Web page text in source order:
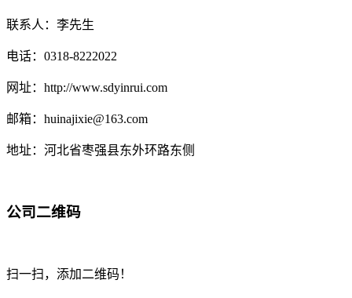
联系人：李先生
电话：0318-8222022
网址：http://www.sdyinrui.com
邮箱：huinajixie@163.com
地址：河北省枣强县东外环路东侧
公司二维码
扫一扫，添加二维码！